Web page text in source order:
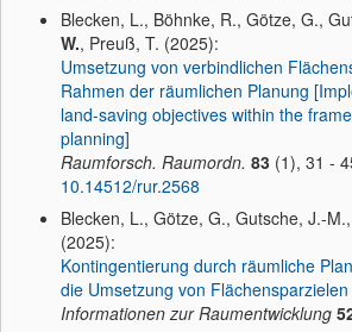
Blecken, L., Böhnke, R., Götze, G.,
W., Preuß, T. (2025):
Umsetzung von verbindlichen
Rahmen der räumlichen Planung
land-saving objectives within the
planning]
Raumforsch. Raumordn. 83 (1), 31 -
10.14512/rur.2568
Blecken, L., Götze, G., Gutsche, J.-M.,
(2025):
Kontingentierung durch räumliche
die Umsetzung von Flächensparzielen
Informationen zur Raumentwicklung